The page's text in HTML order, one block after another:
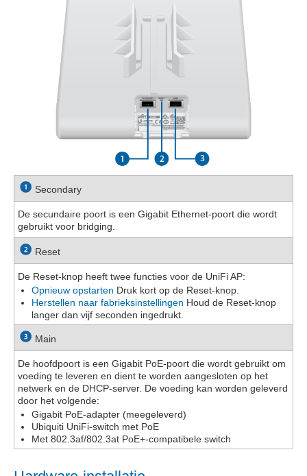
Secondary
De secundaire poort is een Gigabit Ethernet-poort die wordt
gebruikt voor bridging.
Reset
De Reset-knop heeft twee functies voor de UniFi AP:
Opnieuw opstarten Druk kort op de Reset-knop.
Herstellen naar fabrieksinstellingen Houd de Reset-knop
langer dan vijf seconden ingedrukt.
Main
De hoofdpoort is een Gigabit PoE-poort die wordt gebruikt om
voeding te leveren en dient te worden aangesloten op het
netwerk en de DHCP-server. De voeding kan worden geleverd
door het volgende:
Gigabit PoE-adapter (meegeleverd)
Ubiquiti UniFi-switch met PoE
Met 802.3af/802.3at PoE+-compatibele switch